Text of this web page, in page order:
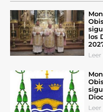
los
Leer
Leer